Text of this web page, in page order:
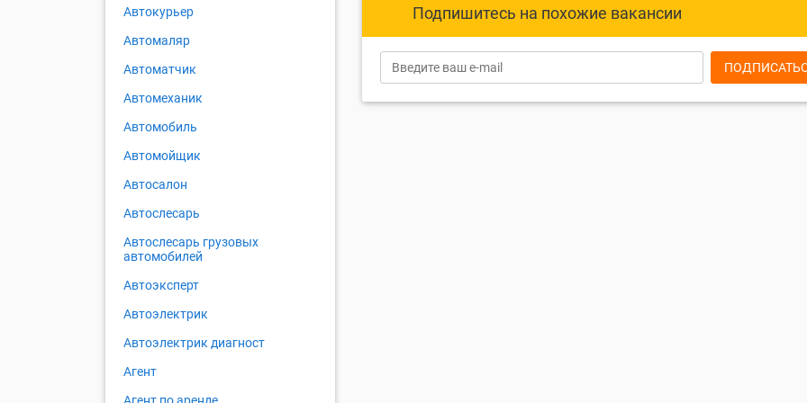
Подпишитесь на похожие вакансии
Автокурьер
Автомаляр
Автоматчик
Автомеханик
Автомобиль
Автомойщик
Автосалон
Автослесарь
Автослесарь грузовых
автомобилей
Автоэксперт
Автоэлектрик
Автоэлектрик диагност
Агент